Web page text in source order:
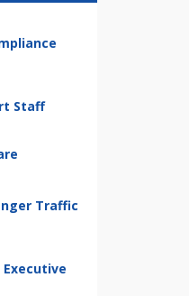
Staff
Traffic
Executive